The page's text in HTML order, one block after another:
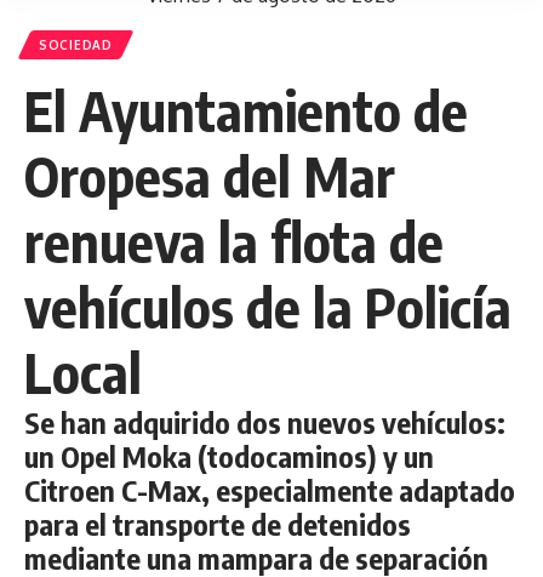
SOCIEDAD
El Ayuntamiento de
Oropesa del Mar
renueva la flota de
vehículos de la Policía
Local
Se han adquirido dos nuevos vehículos:
un Opel Moka (todocaminos) y un
Citroen C-Max, especialmente adaptado
para el transporte de detenidos
mediante una mampara de separación